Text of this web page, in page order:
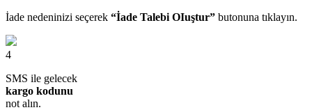
İade nedeninizi seçerek “İade Talebi OIuştur” butonuna tıklayın.
4
SMS ile gelecek
kargo kodunu
not alın.